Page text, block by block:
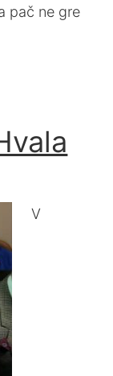
pač ne gre
V